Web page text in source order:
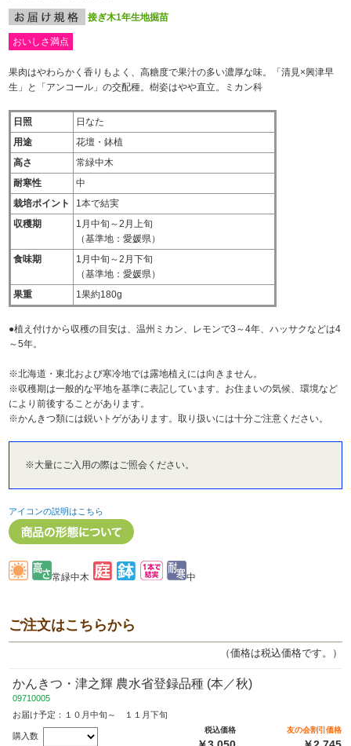
接ぎ木1年生地掘苗
おいしさ満点
果肉はやわらかく香りもよく、高糖度で果汁の多い濃厚な味。「清見×興津早
生」と「アンコール」の交配種。樹姿はやや直立。ミカン科
日照
日なた
用途
花壇・鉢植
高さ
常緑中木
耐寒性
中
栽培ポイント
1本で結実
収穫期
1月中旬～2月上旬
（基準地：愛媛県）
食味期
1月中旬～2月下旬
（基準地：愛媛県）
果重
1果約180g
●植え付けから収穫の目安は、温州ミカン、レモンで3～4年、ハッサクなどは4
～5年。
※北海道・東北および寒冷地では露地植えには向きません。
※収穫期は一般的な平地を基準に表記しています。お住まいの気候、環境など
により前後することがあります。
※かんきつ類には鋭いトゲがあります。取り扱いには十分ご注意ください。
※大量にご入用の際はご照会ください。
アイコンの説明はこちら
常緑中木 中
ご注文はこちらから
（価格は税込価格です。）
かんきつ・津之輝 農水省登録品種 (本／秋)
09710005
お届け予定：１０月中旬～ １１月下旬
購入数
税込価格 友の会割引価格